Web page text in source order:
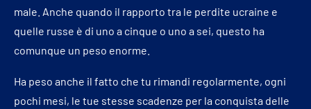
male. Anche quando il rapporto tra le perdite ucraine e
quelle russe è di uno a cinque o uno a sei, questo ha
comunque un peso enorme.
Ha peso anche il fatto che tu rimandi regolarmente, ogni
pochi mesi, le tue stesse scadenze per la conquista delle